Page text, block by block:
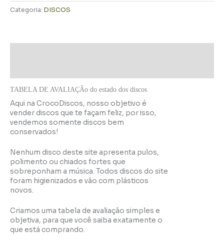
Categoria: DISCOS
TABELA DE AVALIAÇÃo do estado dos discos
Aqui na CrocoDiscos, nosso objetivo é
vender discos que te façam feliz, por isso,
vendemos somente discos bem
conservados!
Nenhum disco deste site apresenta pulos,
polimento ou chiados fortes que
sobreponham a música. Todos discos do site
foram higienizados e vão com plásticos
novos.
Criamos uma tabela de avaliação simples e
objetiva, para que você saiba exatamente o
que está comprando.